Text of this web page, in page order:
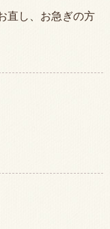
直し、お急ぎの方